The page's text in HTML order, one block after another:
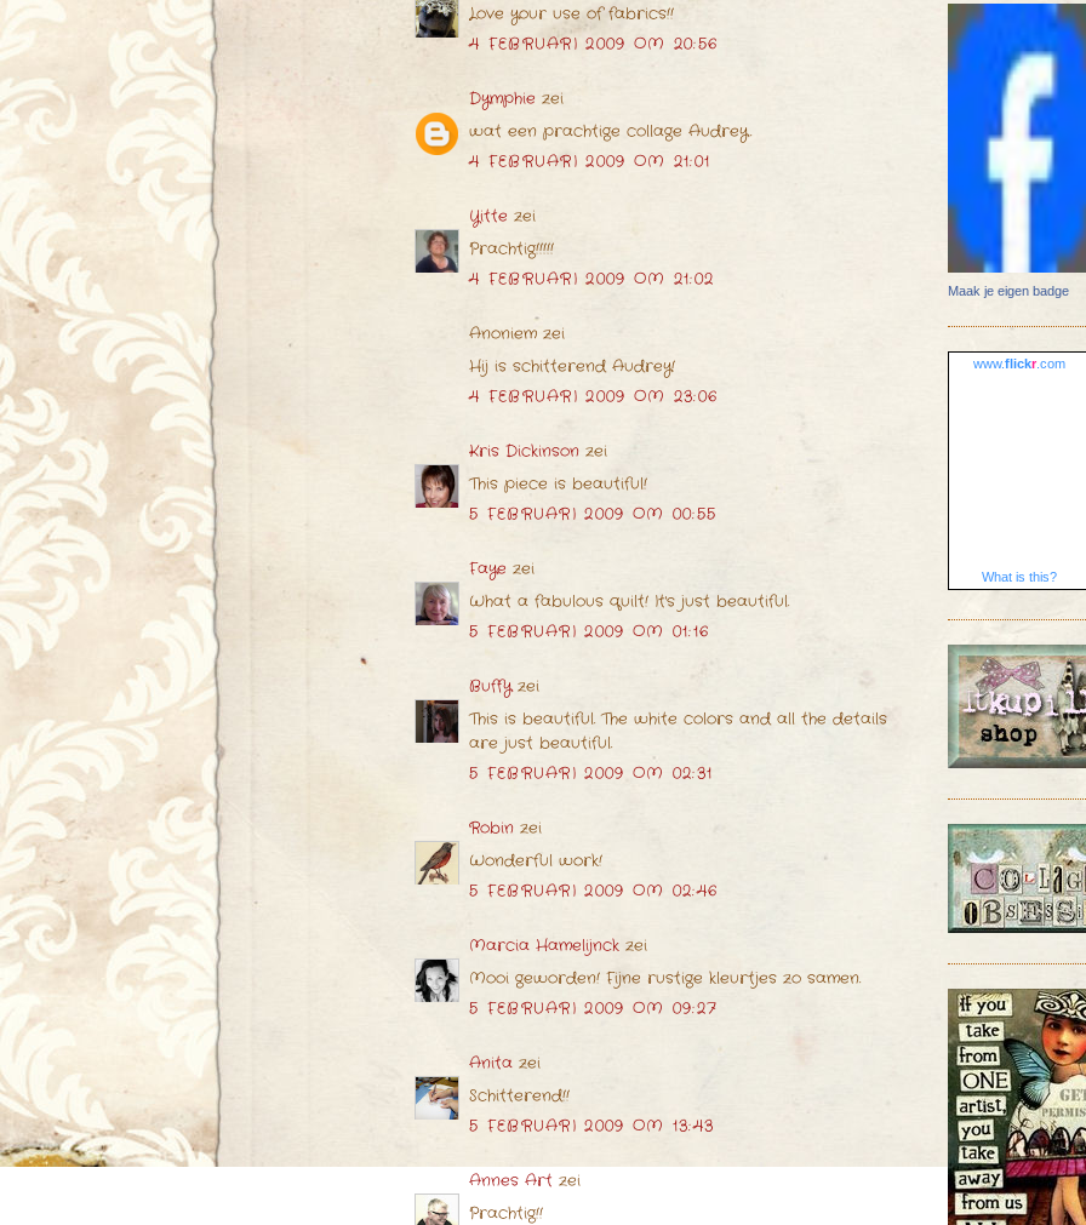
Love your use of fabrics!!
4 FEBRUARI 2009 OM 20:56
Dymphie zei
wat een prachtige collage Audrey.
4 FEBRUARI 2009 OM 21:01
Yitte zei
Prachtig!!!!!
4 FEBRUARI 2009 OM 21:02
Anoniem zei
Hij is schitterend Audrey!
4 FEBRUARI 2009 OM 23:06
Kris Dickinson zei
This piece is beautiful!
5 FEBRUARI 2009 OM 00:55
Faye zei
What a fabulous quilt! It's just beautiful.
5 FEBRUARI 2009 OM 01:16
Buffyzei
This is beautiful. The white colors and all the details
are just beautiful.
5 FEBRUARI 2009 OM 02:31
Robin zei
Wonderful work!
5 FEBRUARI 2009 OM 02:46
Marcia Hamelijnck zei
Mooi geworden! Fijne rustige kleurtjes zo samen.
5 FEBRUARI 2009 OM 09:27
Anita zei
Schitterend!!
5 FEBRUARI 2009 OM 13:43
Annes Art zei
Prachtig!!
Maak je eigen badge
www.flickr.com
What is this?